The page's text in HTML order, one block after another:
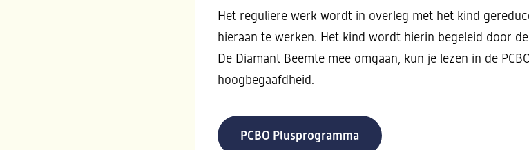
Het reguliere werk wordt in overleg met het kind
hieraan te werken. Het kind wordt hierin begeleid door
De Diamant Beemte mee omgaan, kun je lezen in de
hoogbegaafdheid.
PCBO Plusprogramma